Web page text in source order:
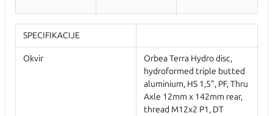
SPECIFIKACIJE
Okvir
Orbea Terra Hydro disc,
hydroformed triple butted
aluminium, HS 1,5", PF, Thru
Axle 12mm x 142mm rear,
thread M12x2 P1, DT